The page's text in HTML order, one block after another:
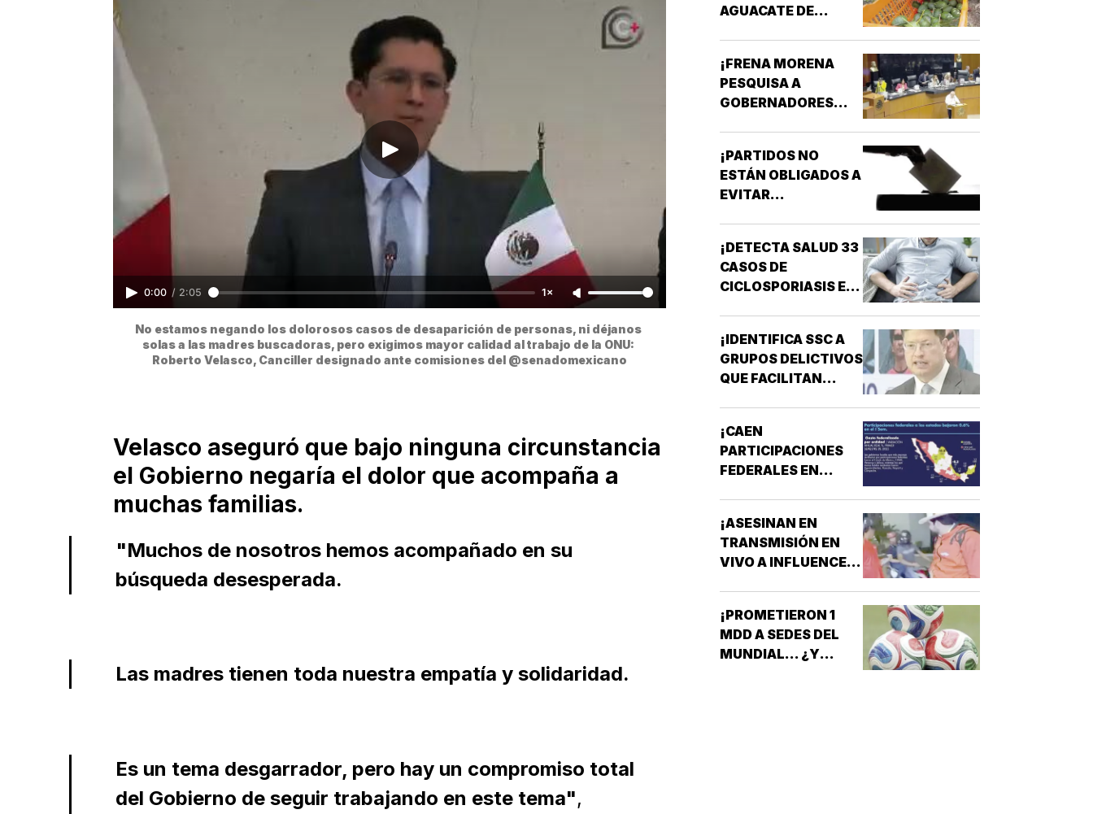
0:00 / 2:05 1×
No estamos negando los dolorosos casos de desaparición de personas, ni déjanos
solas a las madres buscadoras, pero exigimos mayor calidad al trabajo de la ONU:
Roberto Velasco, Canciller designado ante comisiones del @senadomexicano
Velasco aseguró que bajo ninguna circunstancia
el Gobierno negaría el dolor que acompaña a
muchas familias.
"Muchos de nosotros hemos acompañado en su
búsqueda desesperada.
Las madres tienen toda nuestra empatía y solidaridad.
Es un tema desgarrador, pero hay un compromiso total
del Gobierno de seguir trabajando en este tema",
AGUACATE DE
¡FRENA MORENA
PESQUISA A
GOBERNADORES
¡PARTIDOS NO
ESTÁN OBLIGADOS A
EVITAR
¡DETECTA SALUD 33
CASOS DE
CICLOSPORIASIS EN
¡IDENTIFICA SSC A
GRUPOS DELICTIVOS
QUE FACILITAN
¡CAEN
PARTICIPACIONES
FEDERALES EN
¡ASESINAN EN
TRANSMISIÓN EN
VIVO A INFLUENCER
¡PROMETIERON 1
MDD A SEDES DEL
MUNDIAL... ¿Y